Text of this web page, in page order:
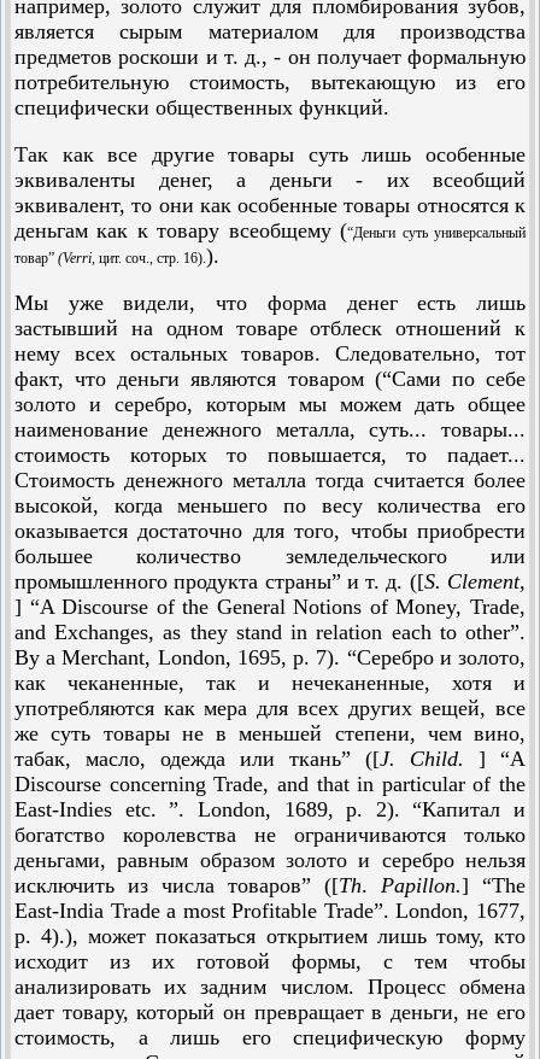
например, золото служит для пломбирования зубов,
является сырым материалом для производства
предметов роскоши и т. д., - он получает формальную
потребительную стоимость, вытекающую из его
специфически общественных функций.
Так как все другие товары суть лишь особенные
эквиваленты денег, а деньги - их всеобщий
эквивалент, то они как особенные товары относятся к
деньгам как к товару всеобщему (“Деньги суть универсальный
товар” (Verri, цит. соч., стр. 16). ).
Мы уже видели, что форма денег есть лишь
застывший на одном товаре отблеск отношений к
нему всех остальных товаров. Следовательно, тот
факт, что деньги являются товаром (“Сами по себе
золото и серебро, которым мы можем дать общее
наименование денежного металла, суть... товары...
стоимость которых то повышается, то падает...
Стоимость денежного металла тогда считается более
высокой, когда меньшего по весу количества его
оказывается достаточно для того, чтобы приобрести
большее коли­чество земледельческого или
промышленного продукта страны” и т. д. ([S. Clement,
] “A Discourse of the General Notions of Money, Trade,
and Exchanges, as they stand in relation each to other”.
By a Merchant, London, 1695, p. 7). “Серебро и золото,
как чеканенные, так и нечеканенные, хотя и
употребляются как мера для всех других вещей, все
же суть товары не в меньшей степени, чем вино,
табак, масло, одежда или ткань” ([J. Child. ]
“A
Discourse concerning Trade, and that in particular of the
East-Indies etc. ”. London, 1689, p. 2). “Капитал и
богатство королевства не ограничиваются только
деньгами, равным образом золото и серебро нельзя
исключить из числа товаров” ([Th. Papillon.] “The
East-India Trade a most Profitable Trade”. London, 1677,
p. 4).), может показаться открытием лишь тому, кто
исходит из их готовой формы, с тем чтобы
анализировать их задним числом. Процесс обмена
дает товару, который он превращает в деньги, не его
стоимость, а лишь его специфическую форму